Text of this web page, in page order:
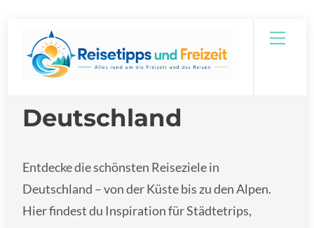
content
Deutschland
Entdecke die schönsten Reiseziele in
Deutschland – von der Küste bis zu den Alpen.
Hier findest du Inspiration für Städtetrips,